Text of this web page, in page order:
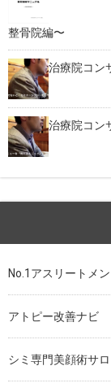
整骨院編〜
治療院コン
治療院コン
No.1アスリートメ
アトピー改善ナビ
シミ専門美顔術サ